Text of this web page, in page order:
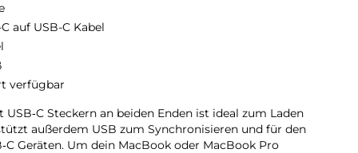
auf USB-C Kabel
verfügbar
Steckern an beiden Enden ist ideal zum Laden
außerdem USB zum Synchronisieren und für den
Geräten. Um dein MacBook oder MacBook Pro